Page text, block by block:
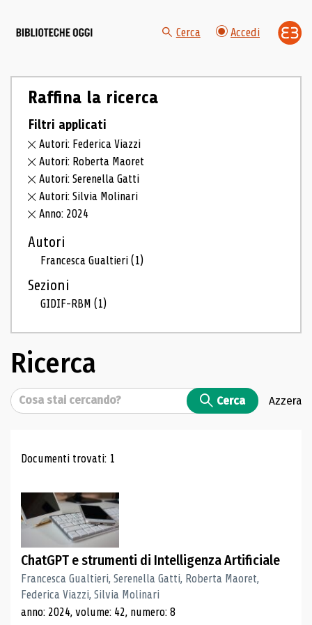
Cerca Accedi
Raffina la ricerca
Filtri applicati
Autori: Federica Viazzi
Autori: Roberta Maoret
Autori: Serenella Gatti
Autori: Silvia Molinari
Anno: 2024
Autori
Francesca Gualtieri(1)
Sezioni
GIDIF-RBM(1)
Ricerca
Cerca Cerca Azzera
Risultati di ricerca
Documenti trovati: 1
ChatGPT e strumenti di Intelligenza Artificiale
Francesca Gualtieri, Serenella Gatti, Roberta Maoret,
Federica Viazzi, Silvia Molinari
anno: 2024, volume: 42, numero: 8